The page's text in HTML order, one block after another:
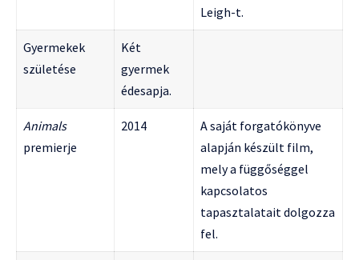
Leigh-t.
Gyermekek
születése
Két
gyermek
édesapja.
Animals
premierje
2014
A saját forgatókönyve
alapján készült film,
mely a függőséggel
kapcsolatos
tapasztalatait dolgozza
fel.